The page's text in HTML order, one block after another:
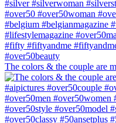
The colors & the couple are